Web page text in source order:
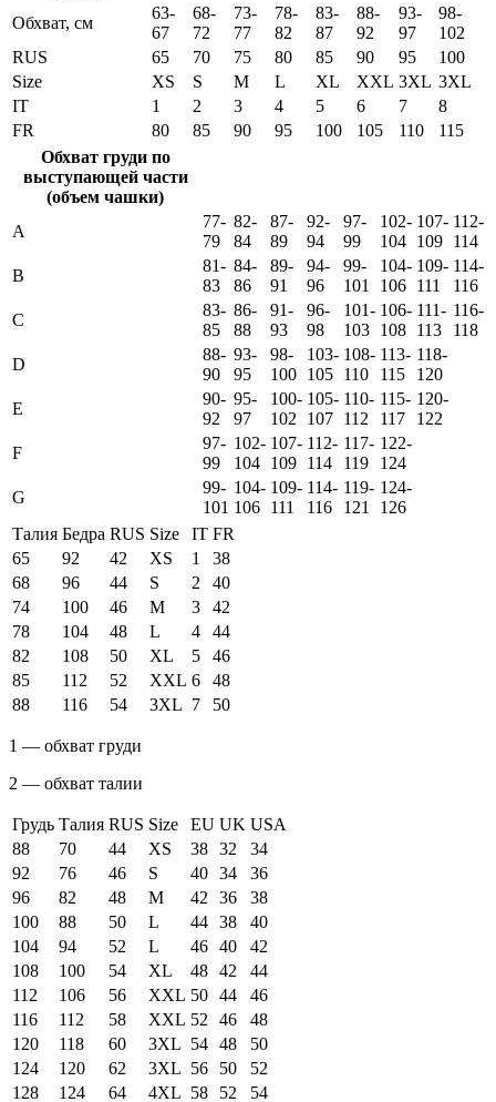
Обхват, см
63-
67
68-
72
73-
77
78-
82
83-
87
88-
92
93-
97
98-
102
RUS
65 70 75 80 85 90 95
100
Size
XS S M L XL XXL 3XL 3XL
IT
1 2 3 4 5 6 7
8
FR
80 85 90 95 100 105 110
115
Обхват груди по
выступающей части
(объем чашки)
A
77-
79
82-
84
87-
89
92-
94
97-
99
102-
104
107-
109
112-
114
B
81-
83
84-
86
89-
91
94-
96
99-
101
104-
106
109-
111
114-
116
C
83-
85
86-
88
91-
93
96-
98
101-
103
106-
108
111-
113
116-
118
D
88-
90
93-
95
98-
100
103-
105
108-
110
113-
115
118-
120
E
90-
92
95-
97
100-
102
105-
107
110-
112
115-
117
120-
122
F
97-
99
102-
104
107-
109
112-
114
117-
119
122-
124
G
99-
101
104-
106
109-
111
114-
116
119-
121
124-
126
Талия Бедра RUS Size IT FR
65
92 42 XS 1
38
68
96 44 S 2
40
74
100 46 M 3
42
78
104 48 L 4
44
82
108 50 XL 5
46
85
112 52 XXL 6
48
88
116 54 3XL 7 50
1 — обхват груди
2 — обхват талии
Грудь Талия RUS Size EU UK USA
88
70 44 XS 38 32
34
92
76 46 S 40 34
36
96
82 48 M 42 36
38
100
88 50 L 44 38
40
104
94 52 L 46 40
42
108
100 54 XL 48 42
44
112
106 56 XXL 50 44
46
116
112 58 XXL 52 46
48
120
118 60 3XL 54 48
50
124
120 62 3XL 56 50
52
128
124 64 4XL 58 52 54